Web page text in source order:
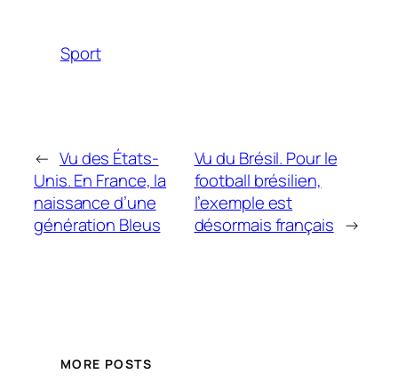
Sport
← Vu des États-
Unis. En France, la
naissance d’une
génération Bleus
Vu du Brésil. Pour le
football brésilien,
l’exemple est
désormais français →
MORE POSTS